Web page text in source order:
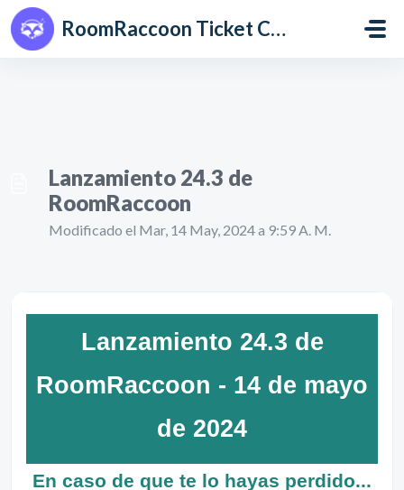
Saltar al contenido principal
RoomRaccoon Ticket Centre
Lanzamiento 24.3 de
RoomRaccoon
Modificado el Mar, 14 May, 2024 a 9:59 A. M.
Lanzamiento 24.3 de
RoomRaccoon - 14 de mayo
de 2024
En caso de que te lo hayas perdido...